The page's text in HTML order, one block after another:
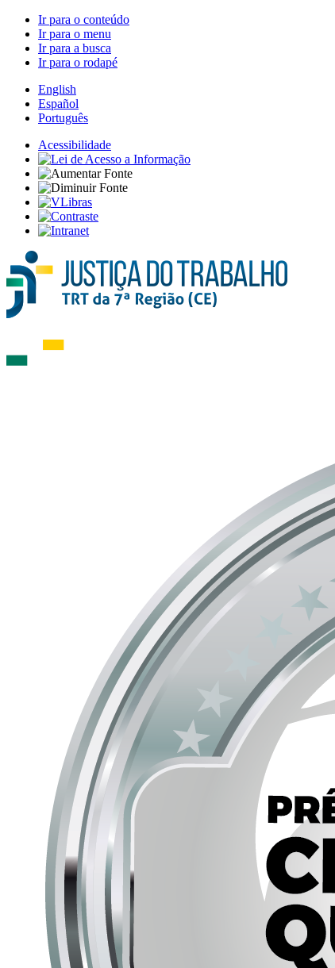
Ir para o conteúdo
Ir para o menu
Ir para a busca
Ir para o rodapé
English
Español
Português
Acessibilidade